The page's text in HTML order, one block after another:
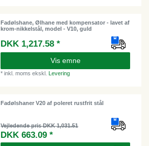
Fadølshane, Ølhane med kompensator - lavet af
krom-nikkelstål, model - V10, guld
DKK 1,217.58 *
Vis emne
*inkl. moms ekskl.Levering
Fadølshaner V20 af poleret rustfrit stål
Vejledende pris DKK 1,031.51
DKK 663.09 *